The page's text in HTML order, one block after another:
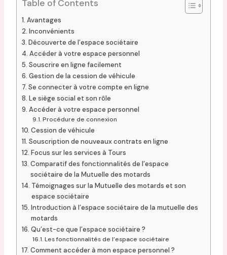
Table of Contents
Avantages
Inconvénients
Découverte de l’espace sociétaire
Accéder à votre espace personnel
Souscrire en ligne facilement
Gestion de la cession de véhicule
Se connecter à votre compte en ligne
Le siège social et son rôle
Accéder à votre espace personnel
Procédure de connexion
Cession de véhicule
Souscription de nouveaux contrats en ligne
Focus sur les services à Tours
Comparatif des fonctionnalités de l’espace
sociétaire de la Mutuelle des motards
Témoignages sur la Mutuelle des motards et son
espace sociétaire
Introduction à l’espace sociétaire de la mutuelle des
motards
Qu’est-ce que l’espace sociétaire ?
Les fonctionnalités de l’espace sociétaire
Comment accéder à mon espace personnel ?